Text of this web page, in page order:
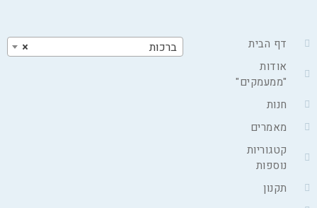
דף הבית
אודות
"ממעמקים"
חנות
מאמרים
קטגוריות
נוספות
תקנון
× ברכות